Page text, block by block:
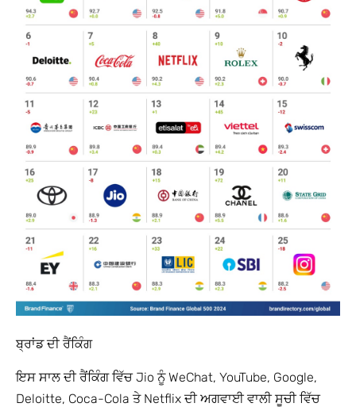
ਬ੍ਰਾਂਡ ਦੀ ਰੈਂਕਿੰਗ
ਇਸ ਸਾਲ ਦੀ ਰੈਂਕਿੰਗ ਵਿੱਚ Jio ਨੂੰ WeChat, YouTube, Google,
Deloitte, Coca-Cola ਤੇ Netflix ਦੀ ਅਗਵਾਈ ਵਾਲੀ ਸੂਚੀ ਵਿੱਚ